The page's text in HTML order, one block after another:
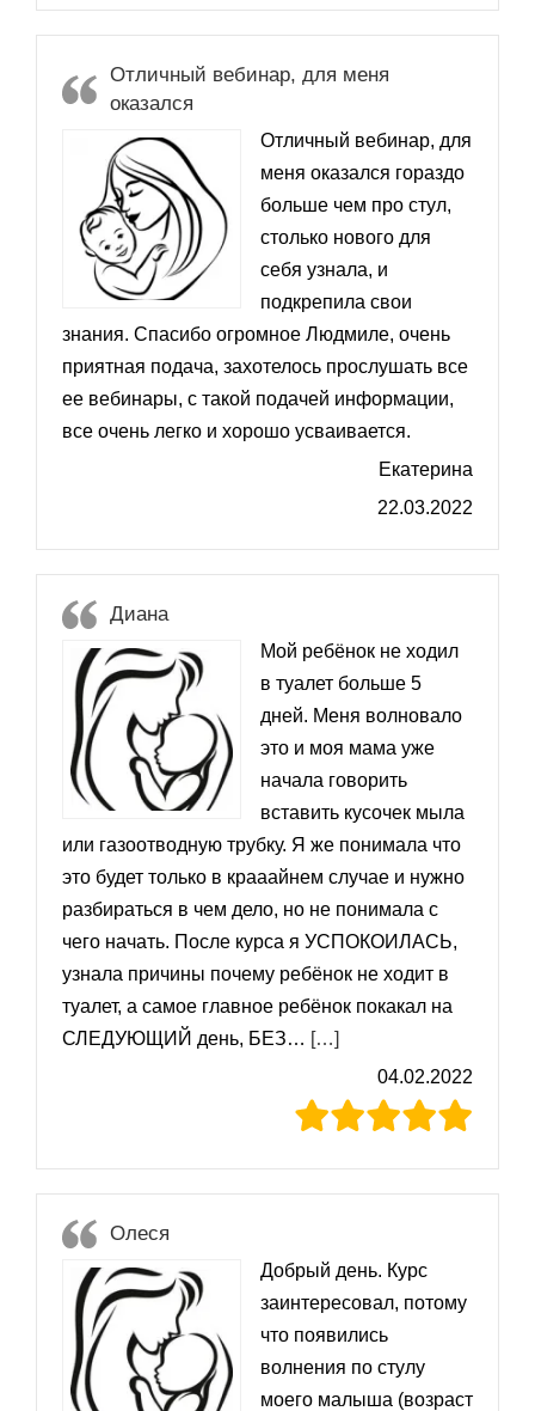
Отличный вебинар, для меня
оказался
Отличный вебинар, для
меня оказался гораздо
больше чем про стул,
столько нового для
себя узнала, и
подкрепила свои
знания. Спасибо огромное Людмиле, очень
приятная подача, захотелось прослушать все
ее вебинары, с такой подачей информации,
все очень легко и хорошо усваивается.
Екатерина
22.03.2022
Диана
Мой ребёнок не ходил
в туалет больше 5
дней. Меня волновало
это и моя мама уже
начала говорить
вставить кусочек мыла
или газоотводную трубку. Я же понимала что
это будет только в крааайнем случае и нужно
разбираться в чем дело, но не понимала с
чего начать. После курса я УСПОКОИЛАСЬ,
узнала причины почему ребёнок не ходит в
туалет, а самое главное ребёнок покакал на
СЛЕДУЮЩИЙ день, БЕЗ… […]«Диана»
04.02.2022
Олеся
Добрый день. Курс
заинтересовал, потому
что появились
волнения по стулу
моего малыша (возраст